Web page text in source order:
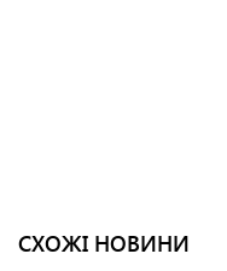
СХОЖІ НОВИНИ